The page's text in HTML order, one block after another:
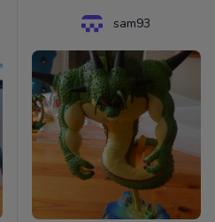
sam93